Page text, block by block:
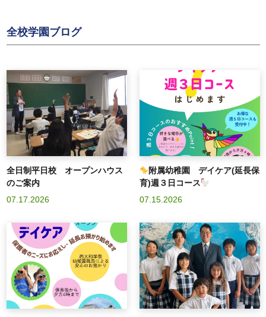
全校学園ブログ
全日制平日校 オープンハウス
のご案内
07.17.2026
附属幼稚園 デイケア(延長保
育)週３日コース
07.15.2026